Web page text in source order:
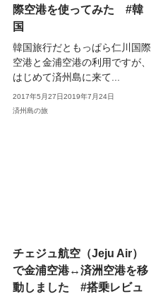
際空港を使ってみた #韓
国
韓国旅行だともっぱら仁川国際
空港と金浦空港の利用ですが、
はじめて済州島に来て...
2017年5月27日2019年7月24日
済州島の旅
チェジュ航空（Jeju Air）
で金浦空港↔済洲空港を移
動しました #搭乗レビュ